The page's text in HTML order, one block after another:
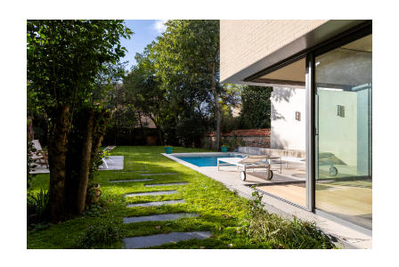
Toulouse (31) – Extension Villa – Avenue
Victor Segoffin